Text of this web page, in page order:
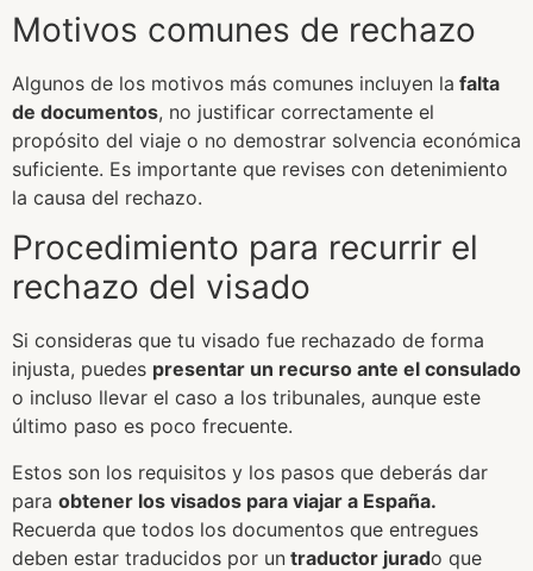
Motivos comunes de rechazo
Algunos de los motivos más comunes incluyen la falta
de documentos, no justificar correctamente el
propósito del viaje o no demostrar solvencia económica
suficiente. Es importante que revises con detenimiento
la causa del rechazo.
Procedimiento para recurrir el
rechazo del visado
Si consideras que tu visado fue rechazado de forma
injusta, puedes presentar un recurso ante el consulado
o incluso llevar el caso a los tribunales, aunque este
último paso es poco frecuente.
Estos son los requisitos y los pasos que deberás dar
para obtener los visados para viajar a España.
Recuerda que todos los documentos que entregues
deben estar traducidos por un traductor jurado que